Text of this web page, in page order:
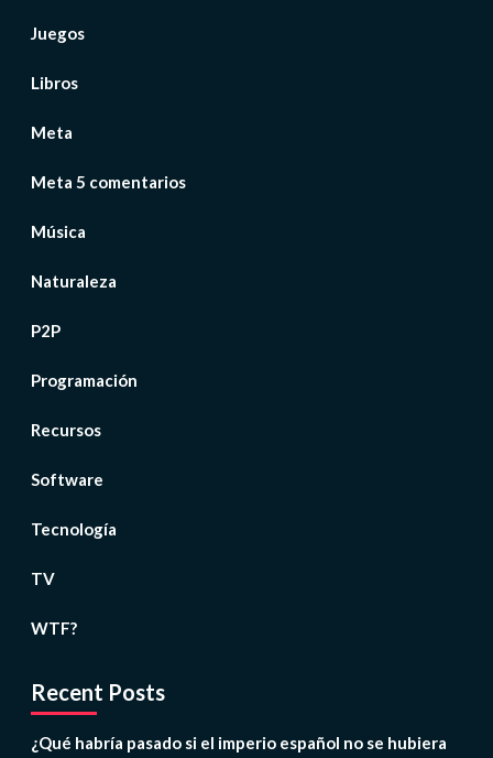
Juegos
Libros
Meta
Meta 5 comentarios
Música
Naturaleza
P2P
Programación
Recursos
Software
Tecnología
TV
WTF?
Recent Posts
¿Qué habría pasado si el imperio español no se hubiera